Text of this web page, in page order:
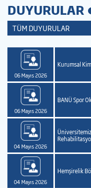
TÜM DUYURULAR
DUYURULAR
06 Mayıs 2026
Kurumsal
06 Mayıs 2026
BANÜ Spor
04 Mayıs 2026
04 Mayıs 2026
Hemşirelik